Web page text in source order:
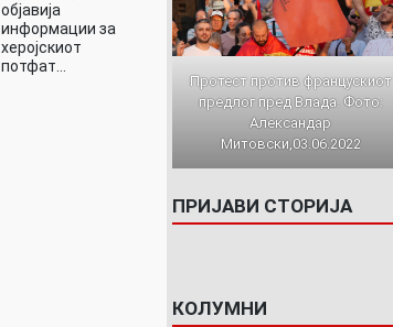
објавија
информации за
херојскиот
потфат…
Протест против францускиот
предлог пред Влада. Фото:
Александар
Митовски,03.06.2022
ПРИЈАВИ СТОРИЈА
КОЛУМНИ